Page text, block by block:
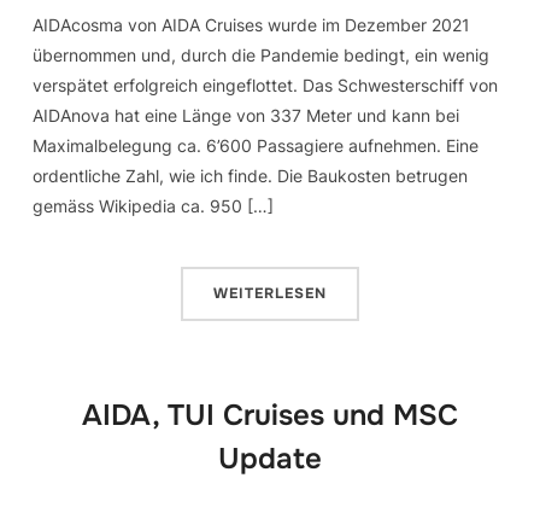
AIDAcosma von AIDA Cruises wurde im Dezember 2021
übernommen und, durch die Pandemie bedingt, ein wenig
verspätet erfolgreich eingeflottet. Das Schwesterschiff von
AIDAnova hat eine Länge von 337 Meter und kann bei
Maximalbelegung ca. 6’600 Passagiere aufnehmen. Eine
ordentliche Zahl, wie ich finde. Die Baukosten betrugen
gemäss Wikipedia ca. 950 […]
WEITERLESEN
AIDA, TUI Cruises und MSC
Update